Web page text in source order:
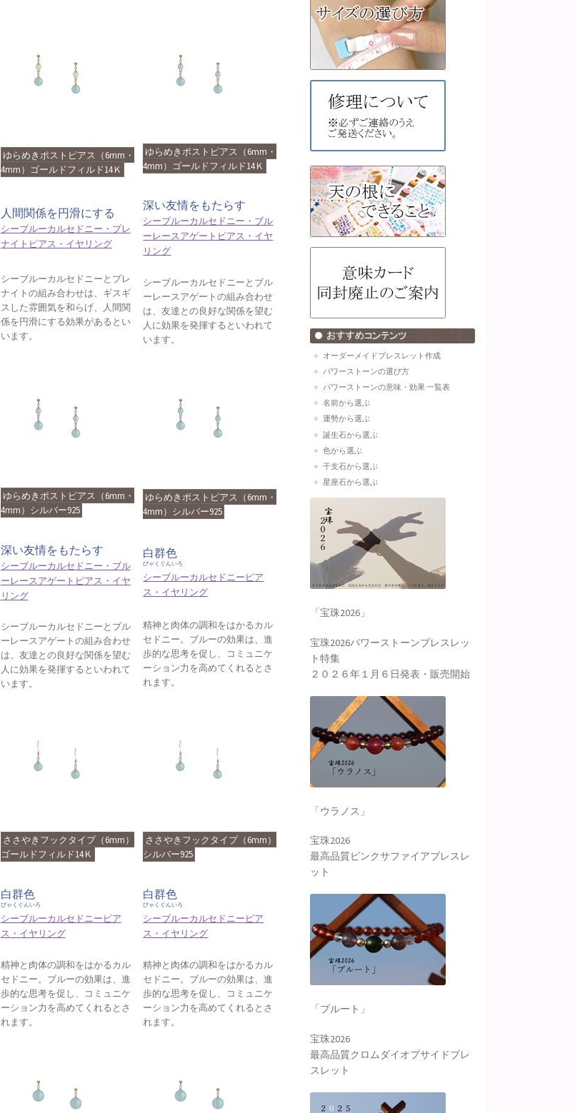
ゆらめきポストピアス（6mm・
4mm）ゴールドフィルド14Ｋ
人間関係を円滑にする
シーブルーカルセドニー・プレ
ナイトピアス・イヤリング
シーブルーカルセドニーとプレ
ナイトの組み合わせは、ギスギ
スした雰囲気を和らげ、人間関
係を円滑にする効果があるとい
います。
ゆらめきポストピアス（6mm・
4mm）ゴールドフィルド14Ｋ
深い友情をもたらす
シーブルーカルセドニー・ブル
ーレースアゲートピアス・イヤ
リング
シーブルーカルセドニーとブル
ーレースアゲートの組み合わせ
は、友達との良好な関係を望む
人に効果を発揮するといわれて
います。
ゆらめきポストピアス（6mm・
4mm）シルバー925
深い友情をもたらす
シーブルーカルセドニー・ブル
ーレースアゲートピアス・イヤ
リング
シーブルーカルセドニーとブル
ーレースアゲートの組み合わせ
は、友達との良好な関係を望む
人に効果を発揮するといわれて
います。
ゆらめきポストピアス（6mm・
4mm）シルバー925
白群色
びゃくぐんいろ
シーブルーカルセドニーピア
ス・イヤリング
精神と肉体の調和をはかるカル
セドニー。ブルーの効果は、進
歩的な思考を促し、コミュニケ
ーション力を高めてくれるとさ
れます。
ささやきフックタイプ（6mm）
ゴールドフィルド14Ｋ
白群色
びゃくぐんいろ
シーブルーカルセドニーピア
ス・イヤリング
精神と肉体の調和をはかるカル
セドニー。ブルーの効果は、進
歩的な思考を促し、コミュニケ
ーション力を高めてくれるとさ
れます。
ささやきフックタイプ（6mm）
シルバー925
白群色
びゃくぐんいろ
シーブルーカルセドニーピア
ス・イヤリング
精神と肉体の調和をはかるカル
セドニー。ブルーの効果は、進
歩的な思考を促し、コミュニケ
ーション力を高めてくれるとさ
れます。
オーダーメイドブレスレット作成
パワーストーンの選び方
パワーストーンの意味・効果 一覧表
名前から選ぶ
運勢から選ぶ
誕生石から選ぶ
色から選ぶ
干支石から選ぶ
星座石から選ぶ
「宝珠2026」
宝珠2026パワーストーンブレスレッ
ト特集
２０２６年１月６日発表・販売開始
「ウラノス」
宝珠2026
最高品質ピンクサファイアブレスレ
ット
「プルート」
宝珠2026
最高品質クロムダイオプサイドブレ
スレット